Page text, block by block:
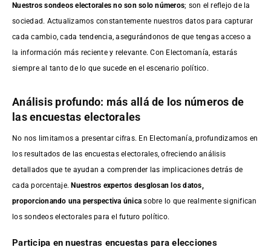
Nuestros sondeos electorales no son solo números; son el reflejo de la
sociedad. Actualizamos constantemente nuestros datos para capturar
cada cambio, cada tendencia, asegurándonos de que tengas acceso a
la información más reciente y relevante. Con Electomanía, estarás
siempre al tanto de lo que sucede en el escenario político.
Análisis profundo: más allá de los números de
las encuestas electorales
No nos limitamos a presentar cifras. En Electomanía, profundizamos en
los resultados de las encuestas electorales, ofreciendo análisis
detallados que te ayudan a comprender las implicaciones detrás de
cada porcentaje.Nuestros expertos desglosan los datos,
proporcionando una perspectiva única sobre lo que realmente significan
los sondeos electorales para el futuro político.
Participa en nuestras encuestas para elecciones